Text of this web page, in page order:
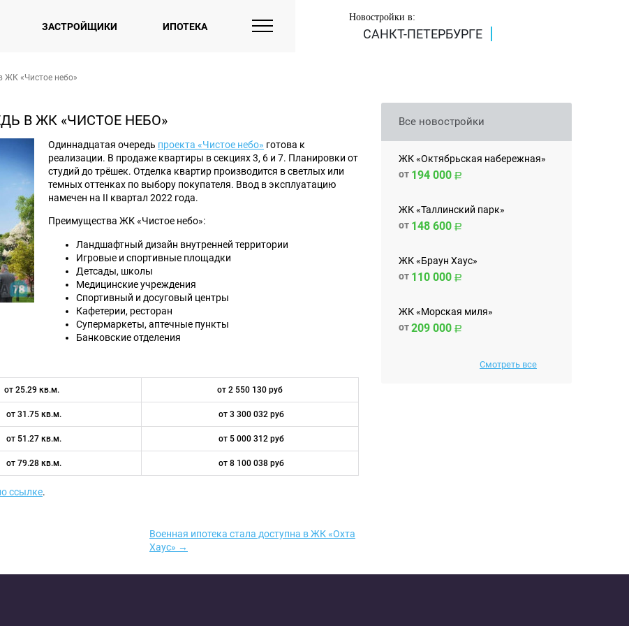
ЗАСТРОЙЩИКИ ИПОТЕКА
Новостройки в:
САНКТ-ПЕТЕРБУРГЕ
ЖК «Чистое небо»
В ЖК «ЧИСТОЕ НЕБО»
Одиннадцатая очередь проекта «Чистое небо» готова к
реализации. В продаже квартиры в секциях 3, 6 и 7. Планировки от
студий до трёшек. Отделка квартир производится в светлых или
темных оттенках по выбору покупателя. Ввод в эксплуатацию
намечен на II квартал 2022 года.
Преимущества ЖК «Чистое небо»:
Ландшафтный дизайн внутренней территории
Игровые и спортивные площадки
Детсады, школы
Медицинские учреждения
Спортивный и досуговый центры
Кафетерии, ресторан
Супермаркеты, аптечные пункты
Банковские отделения
от 25.29 кв.м. от 2 550 130 руб
от 31.75 кв.м. от 3 300 032 руб
от 51.27 кв.м. от 5 000 312 руб
от 79.28 кв.м. от 8 100 038 руб
ссылке.
Военная ипотека стала доступна в ЖК «Охта
Хаус» →
Все новостройки
ЖК «Октябрьская набережная»
от 194 000
ЖК «Таллинский парк»
от 148 600
ЖК «Браун Хаус»
от 110 000
ЖК «Морская миля»
от209 000
Смотреть все